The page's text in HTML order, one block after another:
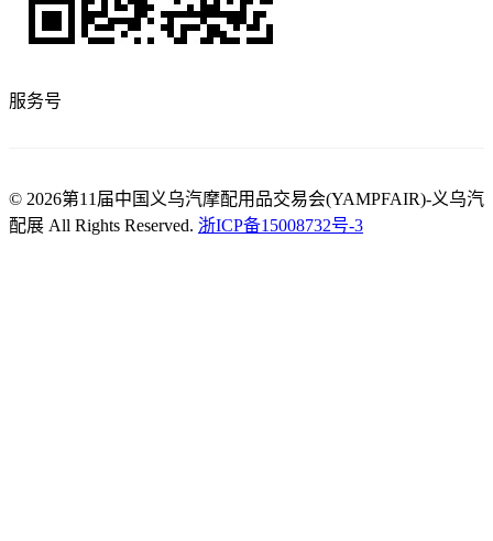
服务号
© 2026第11届中国义乌汽摩配用品交易会(YAMPFAIR)-义乌汽
配展 All Rights Reserved. 浙ICP备15008732号-3